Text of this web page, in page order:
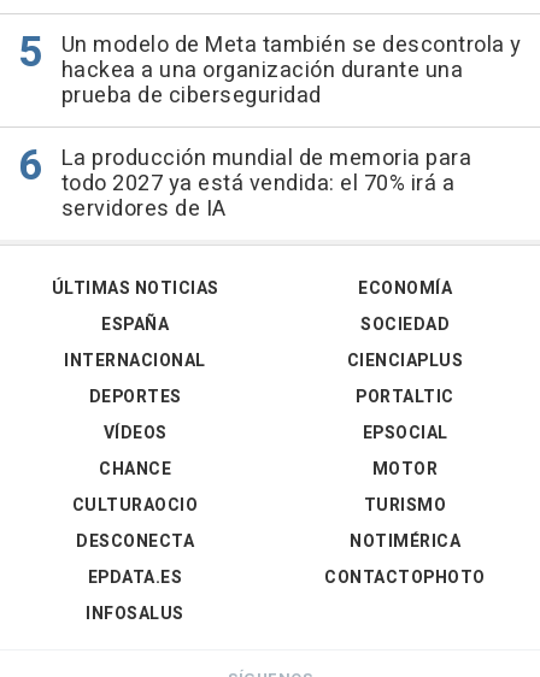
Un modelo de Meta también se descontrola y
hackea a una organización durante una
prueba de ciberseguridad
La producción mundial de memoria para
todo 2027 ya está vendida: el 70% irá a
servidores de IA
ÚLTIMAS NOTICIAS
ESPAÑA
INTERNACIONAL
DEPORTES
VÍDEOS
ECONOMÍA
SOCIEDAD
CIENCIAPLUS
PORTALTIC
EPSOCIAL
CHANCE
CULTURAOCIO
DESCONECTA
EPDATA.ES
INFOSALUS
MOTOR
TURISMO
NOTIMÉRICA
CONTACTOPHOTO